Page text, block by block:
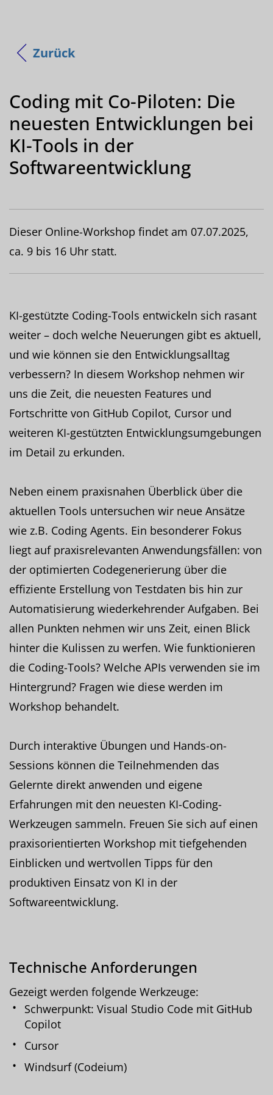
Zurück
Coding mit Co-Piloten: Die
neuesten Entwicklungen bei
KI-Tools in der
Softwareentwicklung
Dieser Online-Workshop findet am 07.07.2025,
ca. 9 bis 16 Uhr statt.
KI-gestützte Coding-Tools entwickeln sich rasant
weiter – doch welche Neuerungen gibt es aktuell,
und wie können sie den Entwicklungsalltag
verbessern? In diesem Workshop nehmen wir
uns die Zeit, die neuesten Features und
Fortschritte von GitHub Copilot, Cursor und
weiteren KI-gestützten Entwicklungsumgebungen
im Detail zu erkunden.
Neben einem praxisnahen Überblick über die
aktuellen Tools untersuchen wir neue Ansätze
wie z.B. Coding Agents. Ein besonderer Fokus
liegt auf praxisrelevanten Anwendungsfällen: von
der optimierten Codegenerierung über die
effiziente Erstellung von Testdaten bis hin zur
Automatisierung wiederkehrender Aufgaben. Bei
allen Punkten nehmen wir uns Zeit, einen Blick
hinter die Kulissen zu werfen. Wie funktionieren
die Coding-Tools? Welche APIs verwenden sie im
Hintergrund? Fragen wie diese werden im
Workshop behandelt.
Durch interaktive Übungen und Hands-on-
Sessions können die Teilnehmenden das
Gelernte direkt anwenden und eigene
Erfahrungen mit den neuesten KI-Coding-
Werkzeugen sammeln. Freuen Sie sich auf einen
praxisorientierten Workshop mit tiefgehenden
Einblicken und wertvollen Tipps für den
produktiven Einsatz von KI in der
Softwareentwicklung.
Technische Anforderungen
Gezeigt werden folgende Werkzeuge:
Schwerpunkt: Visual Studio Code mit GitHub
Copilot
Cursor
Windsurf (Codeium)